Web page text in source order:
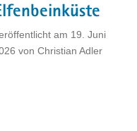
am 19. Juni
von Christian Adler